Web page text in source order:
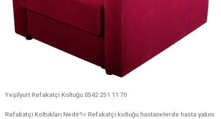
Yeşilyurt Refakatçi Koltuğu 0542 251 11 70
Refakatçi Koltukları Nedir?= Refakatçi koltuğu hastanelerde hasta yakını